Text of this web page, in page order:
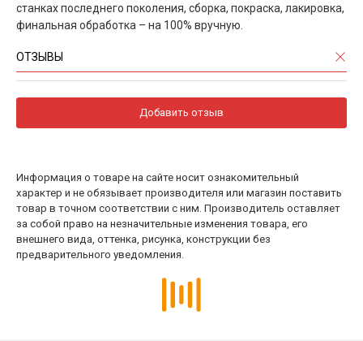
станках последнего поколения, сборка, покраска, лакировка,
финальная обработка – на 100% вручную.
ОТЗЫВЫ
Добавить отзыв
Информация о товаре на сайте носит ознакомительный
характер и не обязывает производителя или магазин поставить
товар в точном соответствии с ним. Производитель оставляет
за собой право на незначительные изменения товара, его
внешнего вида, оттенка, рисунка, конструкции без
предварительного уведомления.